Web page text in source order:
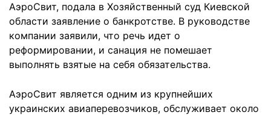
АэроСвит, подала в Хозяйственный суд Киевской
области заявление о банкротстве. В руководстве
компании заявили, что речь идет о
реформировании, и санация не помешает
выполнять взятые на себя обязательства.
АэроСвит является одним из крупнейших
украинских авиаперевозчиков, обслуживает около